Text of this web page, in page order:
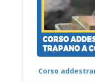
Corso